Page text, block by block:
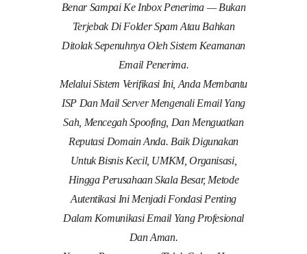
Benar Sampai Ke Inbox Penerima — Bukan
Terjebak Di Folder Spam Atau Bahkan
Ditolak Sepenuhnya Oleh Sistem Keamanan
Email Penerima.
Melalui Sistem Verifikasi Ini, Anda Membantu
ISP Dan Mail Server Mengenali Email Yang
Sah, Mencegah Spoofing, Dan Menguatkan
Reputasi Domain Anda. Baik Digunakan
Untuk Bisnis Kecil, UMKM, Organisasi,
Hingga Perusahaan Skala Besar, Metode
Autentikasi Ini Menjadi Fondasi Penting
Dalam Komunikasi Email Yang Profesional
Dan Aman.